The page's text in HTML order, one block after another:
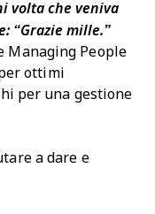
volta che veniva
“Grazie mille.”
Managing People
ottimi
per una gestione
a dare e